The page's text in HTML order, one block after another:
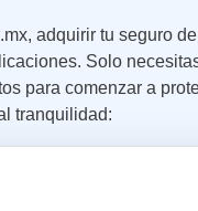
adquirir tu seguro
Solo
para comenzar a
tranquilidad: